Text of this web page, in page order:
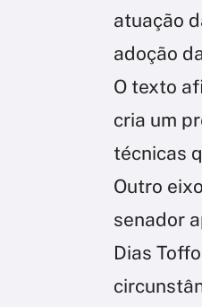
atuação
adoção
O texto
cria um
técnicas
Outro
senador
Dias